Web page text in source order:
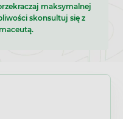
maksymalnej
skonsultuj się z